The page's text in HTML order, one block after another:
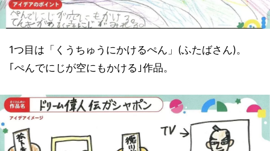
1つ目は「くうちゅうにかけるぺん」(ふたばさん)。
｢ぺんでにじが空にもかける｣作品。